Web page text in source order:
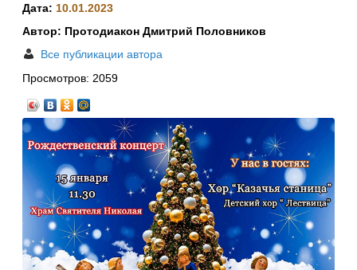
Дата: 10.01.2023
Автор: Протодиакон Дмитрий Половников
Все публикации автора
Просмотров: 2059